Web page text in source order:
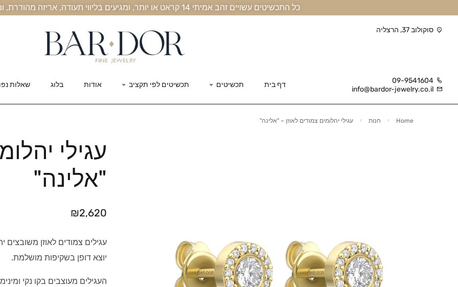
כל התכשיטים עשויים זהב אמיתי 14 קראט או יותר, ומגיעים בליווי תעודה, אריזה מהודרת, ומשלוח חינם עד הבית
סוקולוב 37, הרצליה
09-9541604
info@bardor-jewelry.co.il
דף בית תכשיטים תכשיטים לפי תקציב אודות בלוג שאלות
Home חנות עגילי יהלומים צמודים לאוזן – "אלינה"
עגילי
"אלינה"
₪2,620
יוצא דופן בשקיפות מושלמת.
העגילים מעוצבים בקו נקי